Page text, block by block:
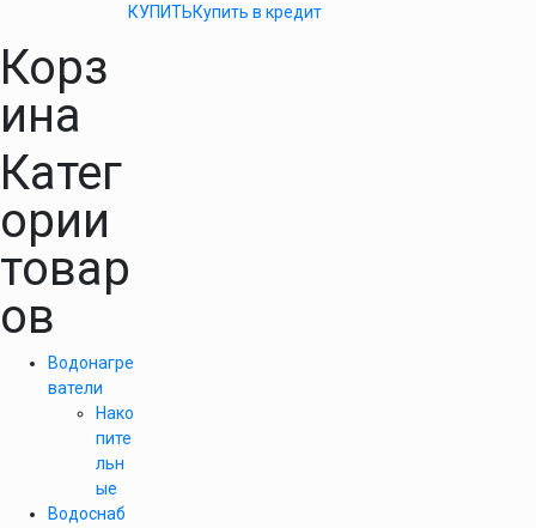
КУПИТЬКупить в кредит
Корз
ина
Катег
ории
товар
ов
Водонагре
ватели
Нако
пите
льн
ые
Водоснаб